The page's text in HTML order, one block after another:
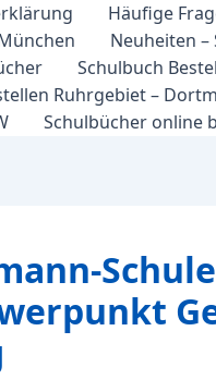
Häufige
Neuheiten –
Schulbuch
Ruhrgebiet –
Schulbücher online
Schule